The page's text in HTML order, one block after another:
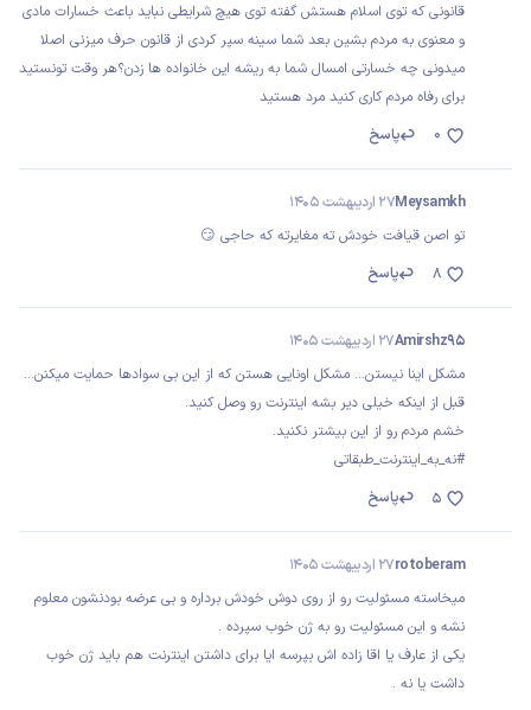
قانونی که توی اسلام هستش گفته توی هیچ شرایطی نباید باعث خسارات مادی
و معنوی به مردم بشین بعد شما سینه سپر کردی از قانون حرف میزنی اصلا
میدونی چه خسارتی امسال شما به ریشه این خانواده ها زدن؟هر وقت تونستید
برای رفاه مردم کاری کنید مرد هستید
پاسخ
0
Meysamkh27 اردیبهشت 1405
تو اصن قیافت خودش ته مغایرته که حاجی 😏
پاسخ
8
Amirshz9527 اردیبهشت 1405
مشکل اینا نیستن... مشکل اونایی هستن که از این بی سوادها حمایت میکنن...
قبل از اینکه خیلی دیر بشه اینترنت رو وصل کنید.
خشم مردم رو از این بیشتر نکنید.
#نه_به_اینترنت_طبقاتی
پاسخ
5
rotoberam27 اردیبهشت 1405
میخاسته مسئولیت رو از روی دوش خودش برداره و بی عرضه بودنشون معلوم
نشه و این مسئولیت رو به ژن خوب سپرده .
یکی از عارف یا اقا زاده اش بپرسه ایا برای داشتن اینترنت هم باید ژن خوب
داشت یا نه .